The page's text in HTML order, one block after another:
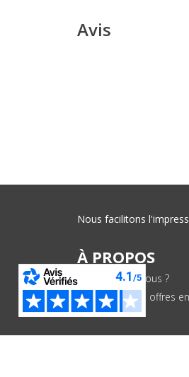
Avis
Nous facilitons
À PROPOS
Qui sommes-nous ?
Conditions des offres en
cours